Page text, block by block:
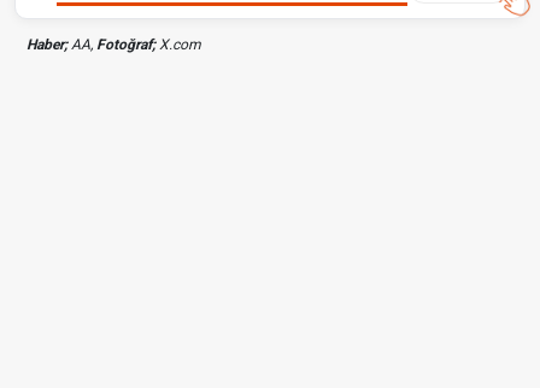
Haber;AA, Fotoğraf;X.com